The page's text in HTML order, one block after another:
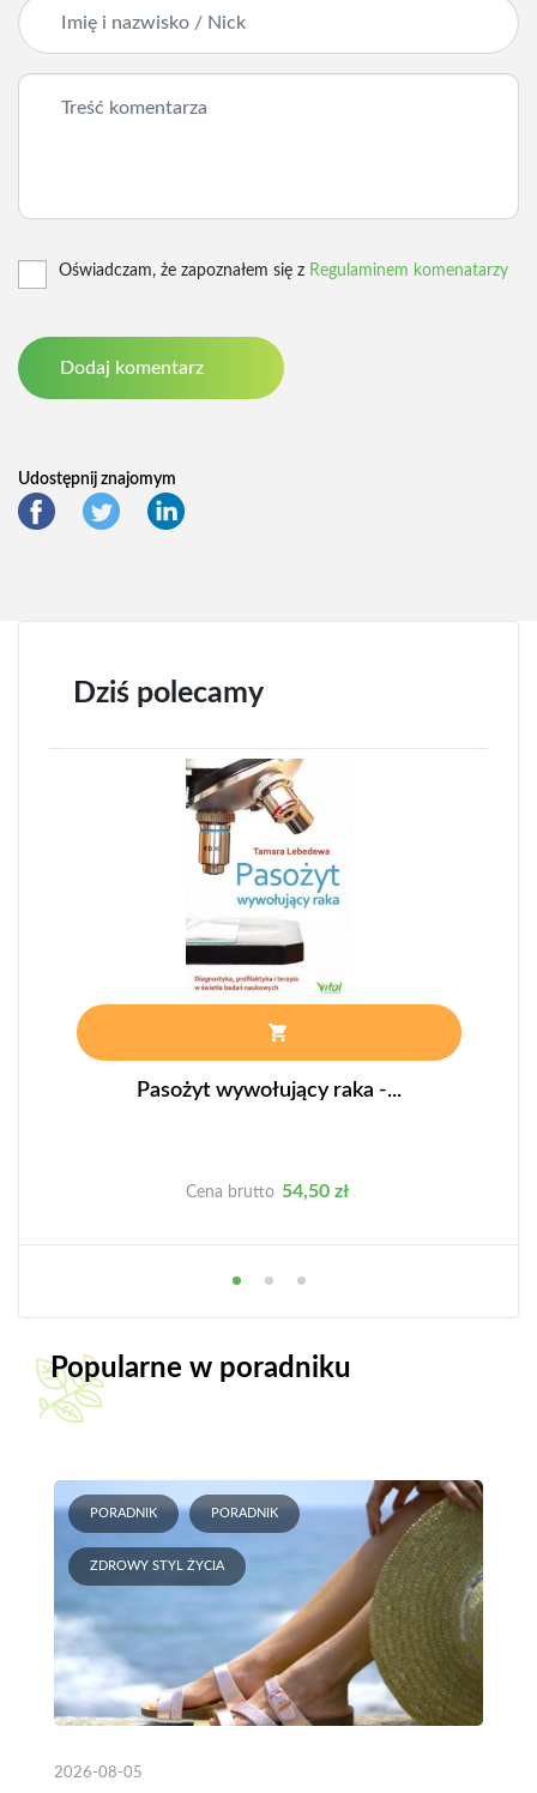
Dziś polecamy
Pasożyt wywołujący raka -...
Cena brutto Cena
54,50 zł
Popularne w poradniku
PORADNIK PORADNIK
ZDROWY STYL ŻYCIA
2026-08-05
Oświadczam, że zapoznałem się z Regulaminem komenatarzy
Udostępnij znajomym